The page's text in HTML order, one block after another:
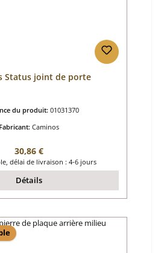
Status joint de porte
du produit: 01031370
Fabricant: Caminos
Prix régulier :
30,86 €
délai de livraison : 4-6 jours
Détails